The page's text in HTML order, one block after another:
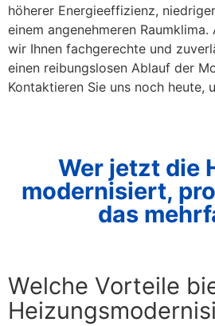
höherer Energieeffizienz,
einem angenehmeren
wir Ihnen fachgerechte und
einen reibungslosen Ablauf der
Kontaktieren Sie uns noch heute,
Wer jetzt die
modernisiert,
das
Welche Vorteile